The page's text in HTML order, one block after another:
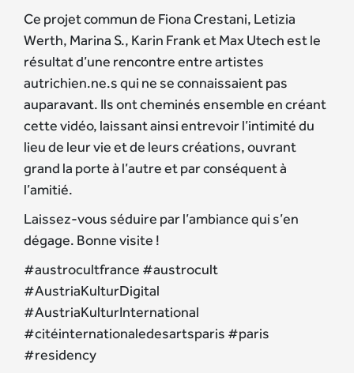
Ce projet commun de Fiona Crestani, Letizia
Werth, Marina S., Karin Frank et Max Utech est le
résultat d’une rencontre entre artistes
autrichien.ne.s qui ne se connaissaient pas
auparavant. Ils ont cheminés ensemble en créant
cette vidéo, laissant ainsi entrevoir l’intimité du
lieu de leur vie et de leurs créations, ouvrant
grand la porte à l’autre et par conséquent à
l’amitié.
Laissez-vous séduire par l’ambiance qui s’en
dégage. Bonne visite !
#austrocultfrance #austrocult
#AustriaKulturDigital
#AustriaKulturInternational
#citéinternationaledesartsparis #paris
#residency